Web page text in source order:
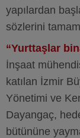
yapılardan
sözlerini
“Yurttaşlar
İnşaat
katılan İzmir
Yönetimi ve
Dayangaç,
bütününe